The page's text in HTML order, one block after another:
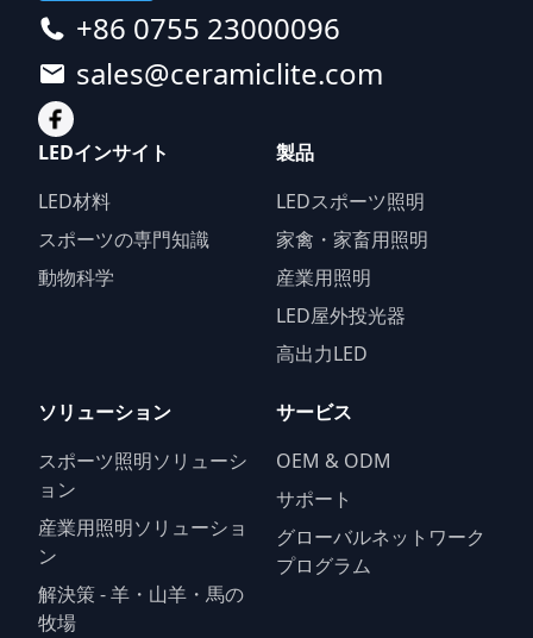
+86 0755 23000096
sales@ceramiclite.com
LEDインサイト
LED材料
スポーツの専門知識
動物科学
製品
LEDスポーツ照明
家禽・家畜用照明
産業用照明
LED屋外投光器
高出力LED
ソリューション
スポーツ照明ソリューシ
ョン
産業用照明ソリューショ
ン
解決策 - 羊・山羊・馬の
牧場
サービス
OEM & ODM
サポート
グローバルネットワーク
プログラム